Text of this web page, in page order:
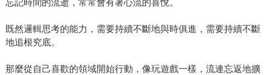
既然邏輯思考的能力，需要持續不斷地與時俱進，需要持續不斷
地追根究底。
那麼從自己喜歡的領域開始行動，像玩遊戲一樣，流連忘返地擴